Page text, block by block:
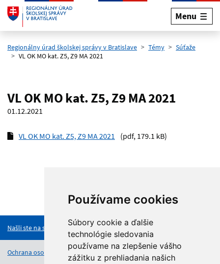
Používame cookies
Súbory cookie a ďalšie
technológie sledovania
používame na zlepšenie vášho
zážitku z prehliadania našich
Preskočiť na hlavný obsah
Menu
Regionálny úrad školskej správy v Bratislave Témy
Súťaže
VL OK MO kat. Z5, Z9 MA 2021
VL OK MO kat. Z5, Z9 MA 2021
01.12.2021
VL OK MO kat. Z5, Z9 MA 2021 (pdf, 179.1 kB)
Našli ste na stránke chybu?
Ochrana osobných údajov Vyhlásenie o prístupnosti Kontakt